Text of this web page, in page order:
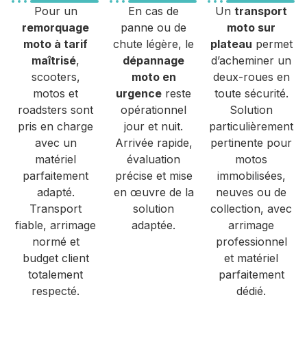
Pour un
remorquage
moto à tarif
maîtrisé,
scooters,
motos et
roadsters sont
pris en charge
avec un
matériel
parfaitement
adapté.
Transport
fiable, arrimage
normé et
budget client
totalement
respecté.
En cas de
panne ou de
chute légère, le
dépannage
moto en
urgence reste
opérationnel
jour et nuit.
Arrivée rapide,
évaluation
précise et mise
en œuvre de la
solution
adaptée.
Untransport
moto sur
plateau permet
d’acheminer un
deux-roues en
toute sécurité.
Solution
particulièrement
pertinente pour
motos
immobilisées,
neuves ou de
collection, avec
arrimage
professionnel
et matériel
parfaitement
dédié.